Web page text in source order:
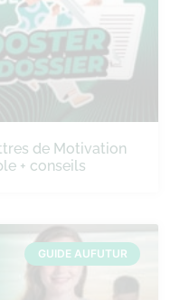
de Motivation
+ conseils
GUIDE AUFUTUR